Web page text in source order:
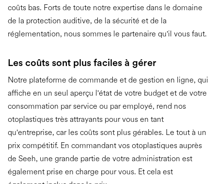
coûts bas. Forts de toute notre expertise dans le domaine
de la protection auditive, de la sécurité et de la
réglementation, nous sommes le partenaire qu'il vous faut.
Les coûts sont plus faciles à gérer
Notre plateforme de commande et de gestion en ligne, qui
affiche en un seul aperçu l'état de votre budget et de votre
consommation par service ou par employé, rend nos
otoplastiques très attrayants pour vous en tant
qu'entreprise, car les coûts sont plus gérables. Le tout à un
prix compétitif. En commandant vos otoplastiques auprès
de Seeh, une grande partie de votre administration est
également prise en charge pour vous. Et cela est